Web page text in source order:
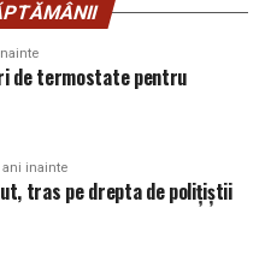
de termostate pentru
ani inainte
tras pe drepta de polițiștii